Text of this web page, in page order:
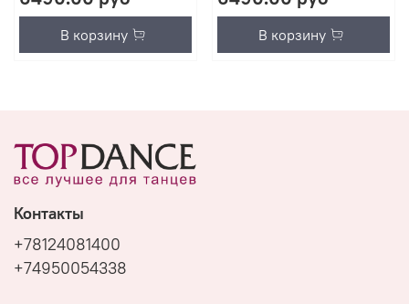
В корзину В корзину
Контакты
+78124081400
+74950054338